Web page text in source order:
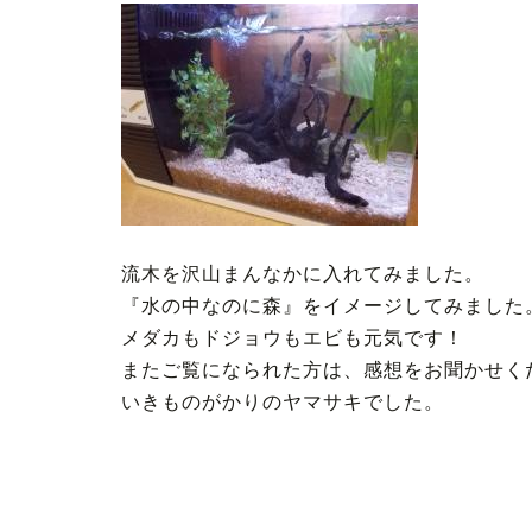
流木を沢山まんなかに入れてみました。
『水の中なのに森』をイメージしてみました
メダカもドジョウもエビも元気です！
またご覧になられた方は、感想をお聞かせく
いきものがかりのヤマサキでした。